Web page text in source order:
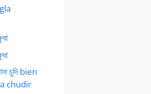
চুদি bien
chudir